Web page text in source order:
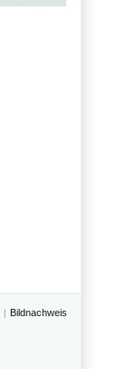
Bildnachweis